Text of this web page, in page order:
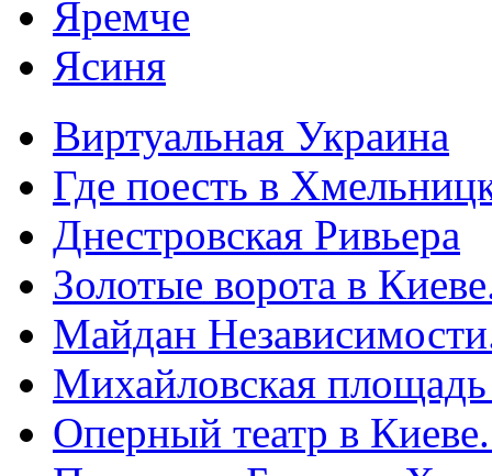
Яремче
Ясиня
Виртуальная Украина
Где поесть в
Днестровская Ривьера
Золотые ворота в
Майдан
Михайловская
Оперный театр в